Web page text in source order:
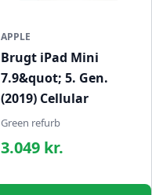
APPLE
Brugt iPad Mini
7.9&quot; 5. Gen.
(2019) Cellular
Green refurb
3.049 kr.